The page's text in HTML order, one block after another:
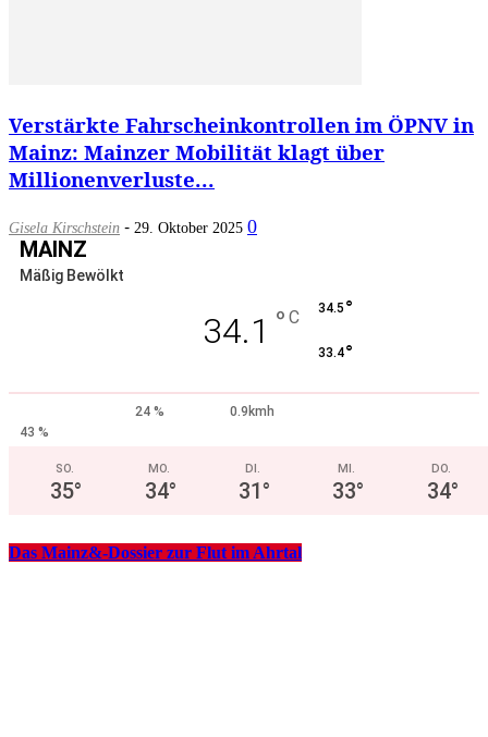
Verstärkte Fahrscheinkontrollen im ÖPNV in
Mainz: Mainzer Mobilität klagt über
Millionenverluste...
Gisela Kirschstein - 29. Oktober 2025 0
MAINZ
Mäßig Bewölkt
34.1 ° C 34.5 °
33.4°
24 %
0.9kmh
43 %
SO.
35°
MO.
34°
DI.
31°
MI.
33°
DO.
34°
Das Mainz&-Dossier zur Flut im Ahrtal